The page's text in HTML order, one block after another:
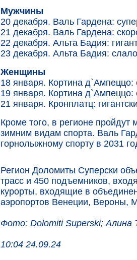
Мужчины
20 декабря. Валь Гардена:
21 декабря. Валь Гардена:
22 декабря. Альта Бадия:
23 декабря. Альта Бадия:
Женщины
18 января. Кортина д`Ампеццо:
19 января. Кортина д`Ампеццо:
21 января. Кронплатц:
Кроме того, в регионе
зимним видам спорта. Валь
горнолыжному спорту в 2031
Регион Доломиты Суперски
трасс и 450 подъемников,
курорты, входящие в
аэропортов Венеции, Вероны,
Фото: Dolomiti Superski; Алина
10:04 24.09.24